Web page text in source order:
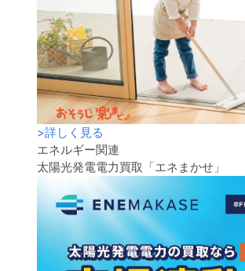
>詳しく見る
エネルギー関連
太陽光発電電力買取「エネまかせ」